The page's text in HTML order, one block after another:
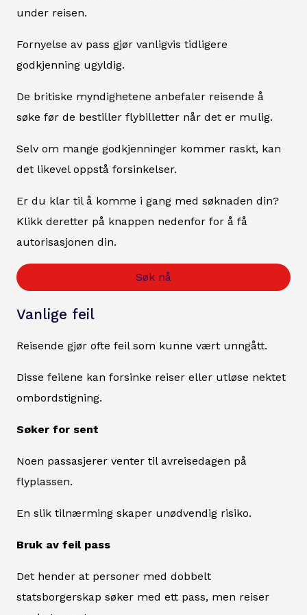
under reisen.
Fornyelse av pass gjør vanligvis tidligere
godkjenning ugyldig.
De britiske myndighetene anbefaler reisende å
søke før de bestiller flybilletter når det er mulig.
Selv om mange godkjenninger kommer raskt, kan
det likevel oppstå forsinkelser.
Er du klar til å komme i gang med søknaden din?
Klikk deretter på knappen nedenfor for å få
autorisasjonen din.
Søk nå
Vanlige feil
Reisende gjør ofte feil som kunne vært unngått.
Disse feilene kan forsinke reiser eller utløse nektet
ombordstigning.
Søker for sent
Noen passasjerer venter til avreisedagen på
flyplassen.
En slik tilnærming skaper unødvendig risiko.
Bruk av feil pass
Det hender at personer med dobbelt
statsborgerskap søker med ett pass, men reiser